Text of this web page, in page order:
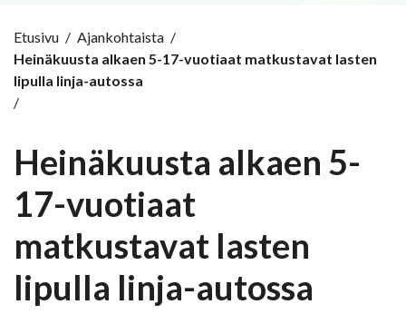
Etusivu / Ajankohtaista /
Heinäkuusta alkaen 5-17-vuotiaat matkustavat lasten
lipulla linja-autossa
/
Heinäkuusta alkaen 5-
17-vuotiaat
matkustavat lasten
lipulla linja-autossa